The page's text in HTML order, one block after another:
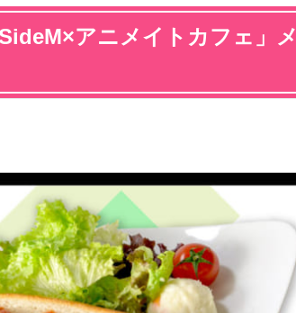
アニメイトカフェ」メ